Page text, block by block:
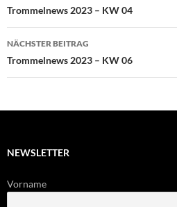
Trommelnews 2023 – KW 04
NÄCHSTER BEITRAG
Trommelnews 2023 – KW 06
NEWSLETTER
Vorname